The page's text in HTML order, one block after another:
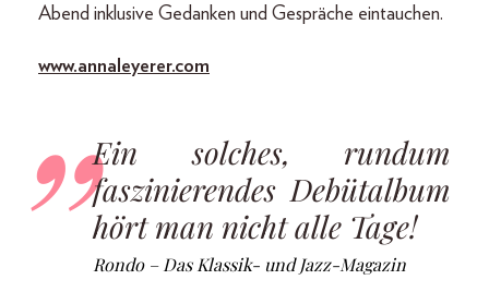
Abend inklusive Gedanken und Gespräche eintauchen.
www.annaleyerer.com
Ein solches, rundum
faszinierendes Debütalbum
hört man nicht alle Tage!
Rondo – Das Klassik- und Jazz-Magazin